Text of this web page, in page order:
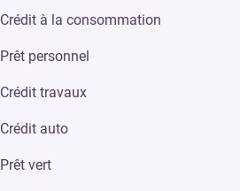
Crédit à la consommation
Prêt personnel
Crédit travaux
Crédit auto
Prêt vert